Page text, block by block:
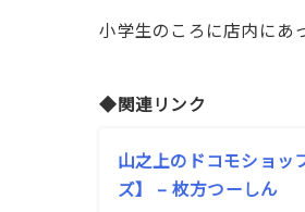
小学生のころに店内にあ
◆関連リンク
山之上のドコモショッ
ズ】 – 枚方つーしん